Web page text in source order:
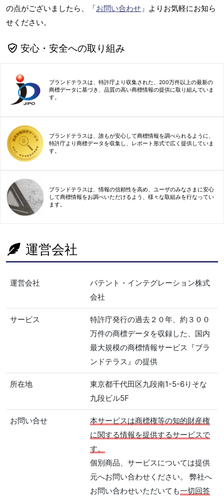
の点がございましたら、「お問い合わせ 」よりお気軽にお知ら
せください。
安心・安全への取り組み
ブランドテラスは、特許庁より収集された、200万件以上の最新の
商標データに基づき、品質の高い商標情報の提供に取り組んでいま
す。
ブランドテラスは、誰もが安心して商標情報を調べられるように、
特許庁より商標データを収集し、レポート形式で広く提供していま
す。
ブランドテラスは、情報の信頼性を高め、ユーザのみなさまに安心
して商標情報をお調べいただけるよう、様々な取組みを行なってい
ます。
運営会社
運営会社
パテント・インテグレーション株式
会社
サービス
特許庁発行の過去２０年、約３００
万件の商標データを収録した、国内
最大規模の商標情報サービス『ブラ
ンドテラス』の提供
所在地
東京都千代田区九段南1-5-6りそな
九段ビル5F
お問い合せ
本サービスは商標権等の知的財産権
に関する情報を提供するサービスで
す。
個別商品、サービスについては提供
元へお問い合わせください。 弊社へ
お問い合わせいただいても一切回答